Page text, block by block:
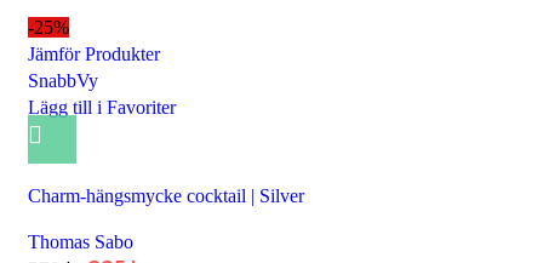
-25%
Jämför Produkter
SnabbVy
Lägg till i Favoriter
Charm-hängsmycke cocktail | Silver
Thomas Sabo